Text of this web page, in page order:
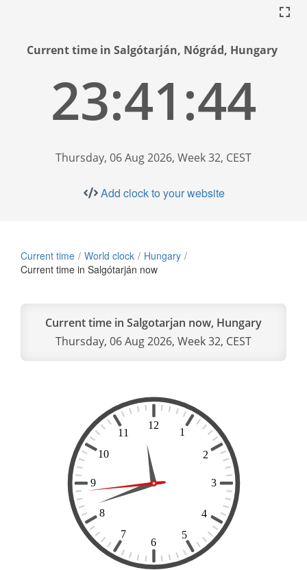
Current time in Salgótarján, Nógrád, Hungary
23:41:44
Thursday, 06 Aug 2026, Week 32, CEST
Add clock to your website
Current time World clock
Hungary
Current time in Salgótarján now
Current time in Salgotarjan now, Hungary
Thursday, 06 Aug 2026, Week 32, CEST